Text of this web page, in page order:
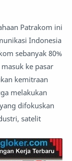
Patrakom ini
Indonesia
sebanyak 80%
ke pasar
kemitraan
melakukan
difokuskan
satelit